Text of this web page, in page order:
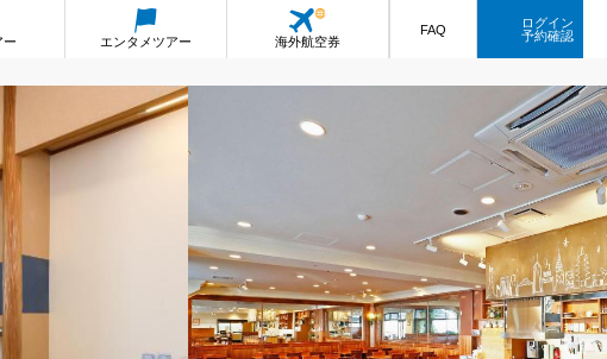
ー エンタメツアー 海外航空券
FAQ
ログイン
予約確認